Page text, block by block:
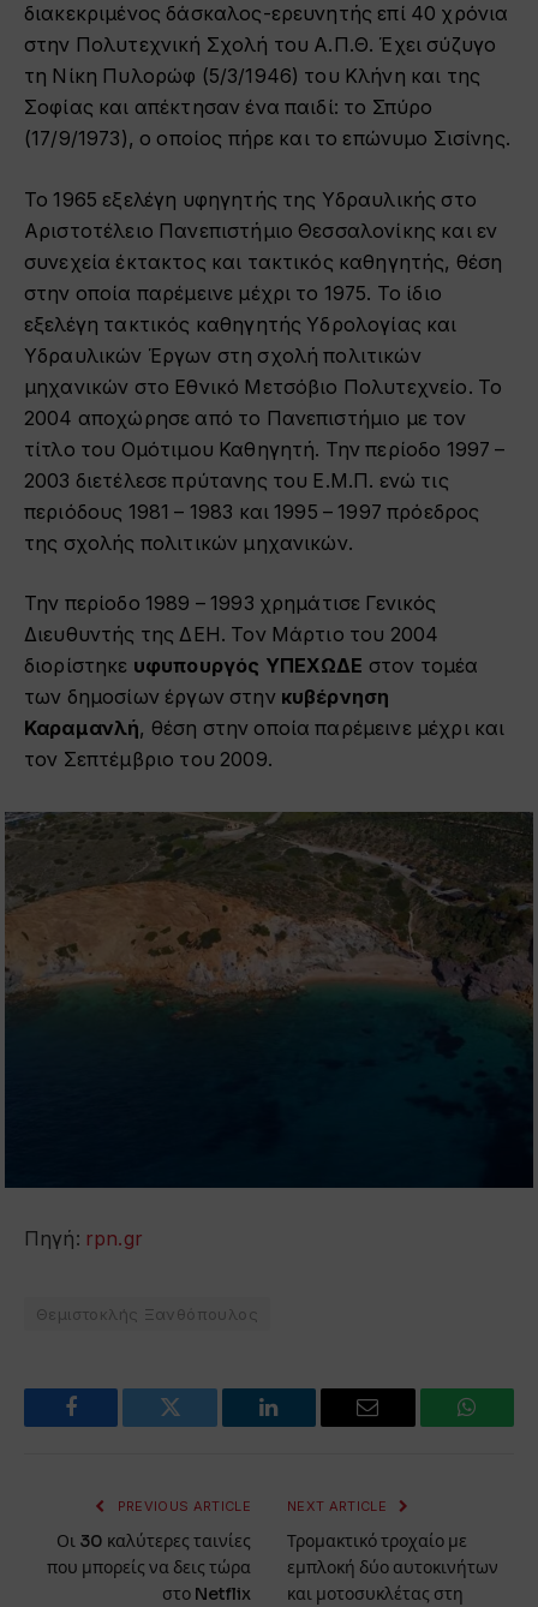
διακεκριμένος δάσκαλος-ερευνητής επί 40 χρόνια
στην Πολυτεχνική Σχολή του Α.Π.Θ. Έχει σύζυγο
τη Νίκη Πυλορώφ (5/3/1946) του Κλήνη και της
Σοφίας και απέκτησαν ένα παιδί: το Σπύρο
(17/9/1973), ο οποίος πήρε και το επώνυμο Σισίνης.
Το 1965 εξελέγη υφηγητής της Υδραυλικής στο
Αριστοτέλειο Πανεπιστήμιο Θεσσαλονίκης και εν
συνεχεία έκτακτος και τακτικός καθηγητής, θέση
στην οποία παρέμεινε μέχρι το 1975. Το ίδιο
εξελέγη τακτικός καθηγητής Υδρολογίας και
Υδραυλικών Έργων στη σχολή πολιτικών
μηχανικών στο Εθνικό Μετσόβιο Πολυτεχνείο. Το
2004 αποχώρησε από το Πανεπιστήμιο με τον
τίτλο του Ομότιμου Καθηγητή. Την περίοδο 1997 –
2003 διετέλεσε πρύτανης του Ε.Μ.Π. ενώ τις
περιόδους 1981 – 1983 και 1995 – 1997 πρόεδρος
της σχολής πολιτικών μηχανικών.
Την περίοδο 1989 – 1993 χρημάτισε Γενικός
Διευθυντής της ΔΕΗ. Τον Μάρτιο του 2004
διορίστηκε υφυπουργός ΥΠΕΧΩΔΕ στον τομέα
των δημοσίων έργων στην κυβέρνηση
Καραμανλή, θέση στην οποία παρέμεινε μέχρι και
τον Σεπτέμβριο του 2009.
Πηγή: rpn.gr
Θεμιστοκλής Ξανθόπουλος
Facebook Twitter LinkedIn Email
PREVIOUS ARTICLE
Οι 30 καλύτερες ταινίες
που μπορείς να δεις τώρα
στο Netflix
NEXT ARTICLE
Τρομακτικό τροχαίο με
εμπλοκή δύο αυτοκινήτων
και μοτοσυκλέτας στη